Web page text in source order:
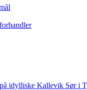
idylliske Kallevik Sør i